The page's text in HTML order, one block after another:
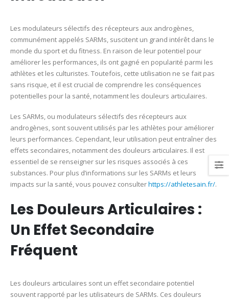
Les modulateurs sélectifs des récepteurs aux androgènes,
communément appelés SARMs, suscitent un grand intérêt dans le
monde du sport et du fitness. En raison de leur potentiel pour
améliorer les performances, ils ont gagné en popularité parmi les
athlètes et les culturistes. Toutefois, cette utilisation ne se fait pas
sans risque, et il est crucial de comprendre les conséquences
potentielles pour la santé, notamment les douleurs articulaires.
Les SARMs, ou modulateurs sélectifs des récepteurs aux
androgènes, sont souvent utilisés par les athlètes pour améliorer
leurs performances. Cependant, leur utilisation peut entraîner des
effets secondaires, notamment des douleurs articulaires. Il est
essentiel de se renseigner sur les risques associés à ces
substances. Pour plus d’informations sur les SARMs et leurs
impacts sur la santé, vous pouvez consulterhttps://athletesain.fr/.
Les Douleurs Articulaires :
Un Effet Secondaire
Fréquent
Les douleurs articulaires sont un effet secondaire potentiel
souvent rapporté par les utilisateurs de SARMs. Ces douleurs